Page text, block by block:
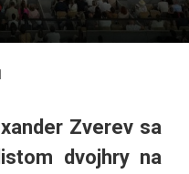
Zverev sa
dvojhry na